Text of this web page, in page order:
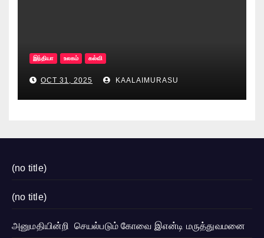
இந்தியா உலகம் கல்வி
OCT 31, 2025 KAALAIMURASU
(no title)
(no title)
அனுமதியின்றி செயல்படும் கோவை இஎன்டி மருத்துவமனை